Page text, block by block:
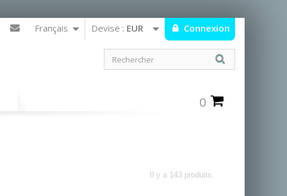
Connexion
Devise : EUR
Français
0
Il y a 143 produits.